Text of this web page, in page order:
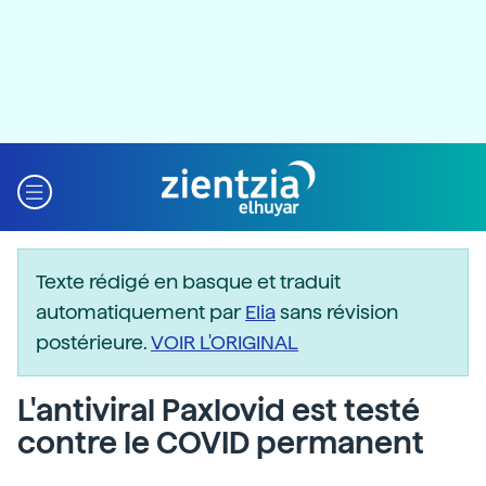
Texte rédigé en basque et traduit
automatiquement parEliasans révision
postérieure.VOIR L'ORIGINAL
L'antiviral Paxlovid est testé
contre le COVID permanent